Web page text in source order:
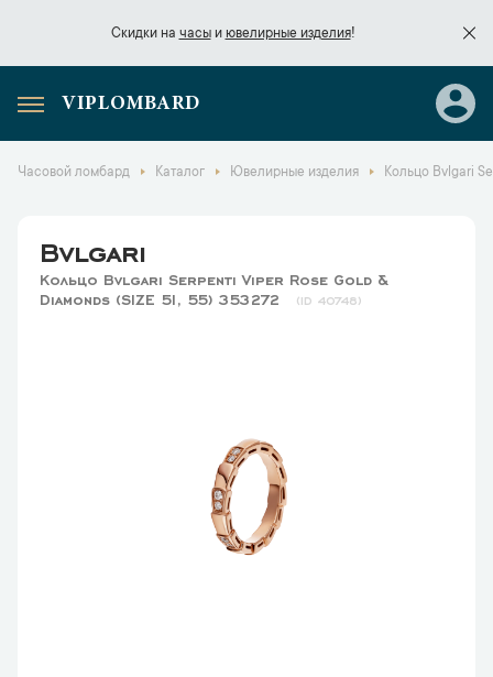
Скидки на часыи ювелирные изделия!
Скидки начасы
VIPLOMBARD
Часовой ломбард Каталог Ювелирные изделия Кольцо Bvlgari
Bvlgari
Кольцо Bvlgari Serpenti Viper Rose Gold &
Diamonds (SIZE 51, 55) 353272
40748